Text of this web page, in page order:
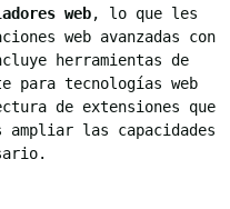
web, lo que les
web avanzadas con
herramientas de
para tecnologías web
de extensiones que
las capacidades